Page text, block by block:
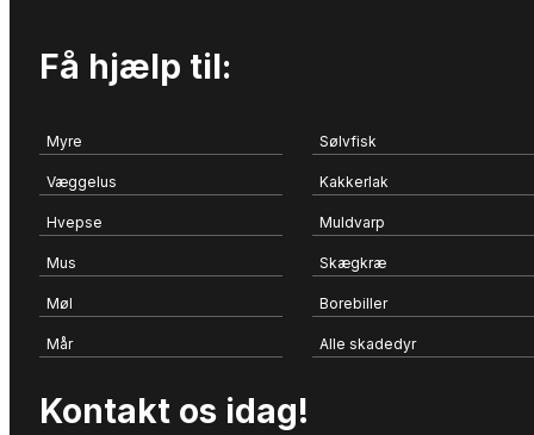
Få hjælp til:
Myre Sølvfisk
Væggelus Kakkerlak
Hvepse Muldvarp
Mus Skægkræ
Møl Borebiller
Mår Alle skadedyr
Kontakt os idag!